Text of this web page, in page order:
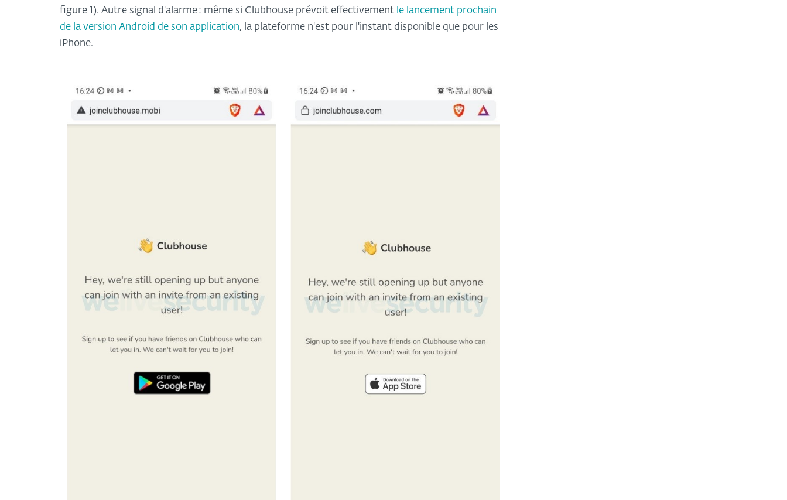
figure 1). Autre signal d'alarme : même si Clubhouse prévoit effectivement le lancement prochain
de la version Android de son application, la plateforme n'est pour l'instant disponible que pour les
iPhone.